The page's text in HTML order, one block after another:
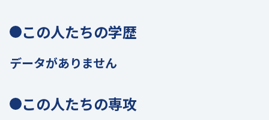
この人たちの学歴
データがありません
この人たちの専攻